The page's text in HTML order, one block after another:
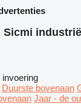
Sicmi
Duurste bovenaan
Jaar - de